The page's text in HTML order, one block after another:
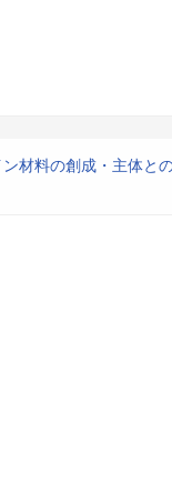
材料の創成・主体と